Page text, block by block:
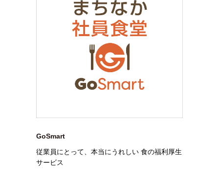
GoSmart
従業員にとって、本当にうれしい 食の福利厚生
サービス